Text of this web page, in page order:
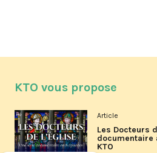
KTO vous propose
Article
Les Docteurs
documentaire
KTO